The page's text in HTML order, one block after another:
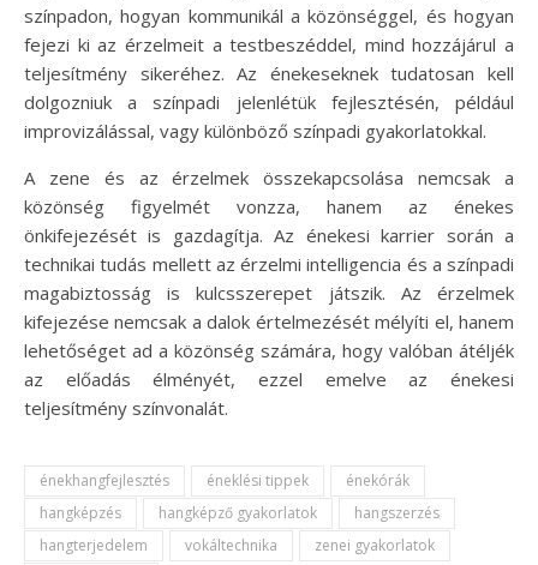
színpadon, hogyan kommunikál a közönséggel, és hogyan
fejezi ki az érzelmeit a testbeszéddel, mind hozzájárul a
teljesítmény sikeréhez. Az énekeseknek tudatosan kell
dolgozniuk a színpadi jelenlétük fejlesztésén, például
improvizálással, vagy különböző színpadi gyakorlatokkal.
A zene és az érzelmek összekapcsolása nemcsak a
közönség figyelmét vonzza, hanem az énekes
önkifejezését is gazdagítja. Az énekesi karrier során a
technikai tudás mellett az érzelmi intelligencia és a színpadi
magabiztosság is kulcsszerepet játszik. Az érzelmek
kifejezése nemcsak a dalok értelmezését mélyíti el, hanem
lehetőséget ad a közönség számára, hogy valóban átéljék
az előadás élményét, ezzel emelve az énekesi
teljesítmény színvonalát.
énekhangfejlesztés éneklési tippek
énekórák
hangképzés
hangképző gyakorlatok
hangszerzés
hangterjedelem
vokáltechnika
zenei gyakorlatok